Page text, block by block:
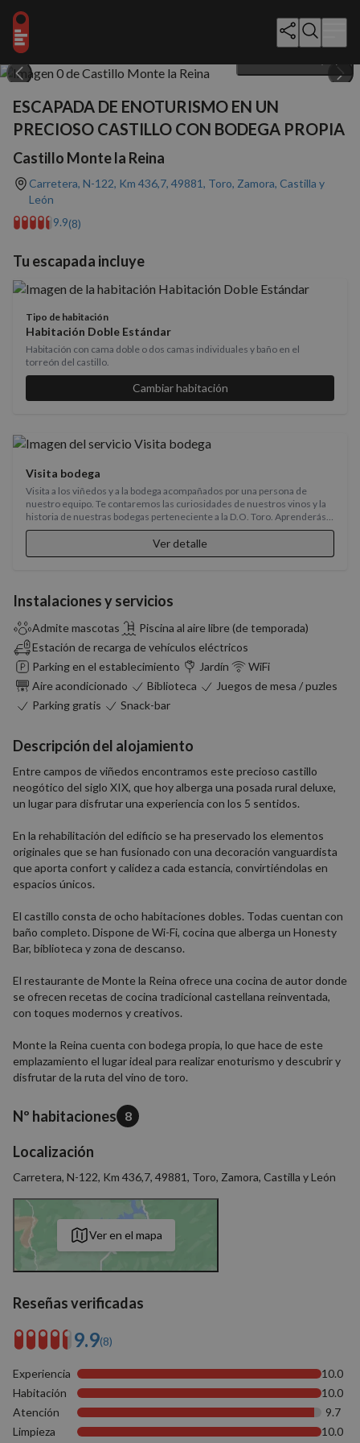
ESCAPADA DE ENOTURISMO EN UN
PRECIOSO CASTILLO CON BODEGA PROPIA
Castillo Monte la Reina
Carretera, N-122, Km 436,7, 49881, Toro, Zamora, Castilla y
León
9.9(8)
Tu escapada incluye
Tipo de habitación
Habitación Doble Estándar
Habitación con cama doble o dos camas individuales y baño en el
torreón del castillo.
Cambiar habitación
Visita bodega
Visita a los viñedos y a la bodega acompañados por una persona de
nuestro equipo. Te contaremos las curiosidades de nuestros vinos y la
historia de nuestras bodegas perteneciente a la D.O. Toro. Aprenderás a
distinguir las fases de análisis de una cata profesional y finalizaremos la
actividad con una cata de dos vinos de elaboración propia, un blanco y un
tinto.
Ver detalle
Instalaciones y servicios
Admite mascotas
Piscina al aire libre (de temporada)
Estación de recarga de vehículos eléctricos
Parking en el establecimiento
Jardín
WiFi
Aire acondicionado
Biblioteca
Juegos de mesa / puzles
Parking gratis
Snack-bar
Descripción del alojamiento
Entre campos de viñedos encontramos este precioso castillo
neogótico del siglo XIX, que hoy alberga una posada rural deluxe,
un lugar para disfrutar una experiencia con los 5 sentidos.
En la rehabilitación del edificio se ha preservado los elementos
originales que se han fusionado con una decoración vanguardista
que aporta confort y calidez a cada estancia, convirtiéndolas en
espacios únicos.
El castillo consta de ocho habitaciones dobles. Todas cuentan con
baño completo. Dispone de Wi-Fi, cocina que alberga un Honesty
Bar, biblioteca y zona de descanso.
El restaurante de Monte la Reina ofrece una cocina de autor donde
se ofrecen recetas de cocina tradicional castellana reinventada,
con toques modernos y creativos.
Monte la Reina cuenta con bodega propia, lo que hace de este
emplazamiento el lugar ideal para realizar enoturismo y descubrir y
disfrutar de la ruta del vino de toro.
Nº habitaciones 8
Localización
Carretera, N-122, Km 436,7, 49881, Toro, Zamora, Castilla y León
Ver en el mapa
Reseñas verificadas
9.9(8)
Experiencia
10.0
Habitación
10.0
Atención
9.7
Limpieza
10.0